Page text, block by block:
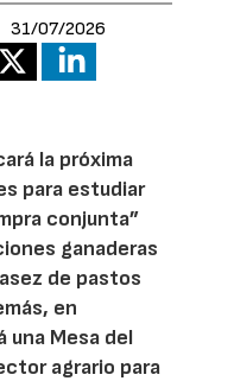
31/07/2026
la próxima
para estudiar
conjunta”
ganaderas
de pastos
en
Mesa del
agrario para